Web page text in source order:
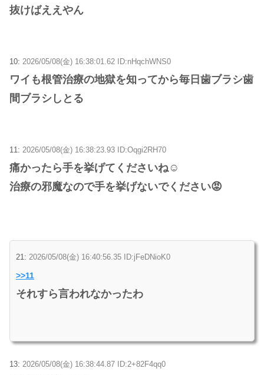
抜けばええやん
10: 2026/05/08(金) 16:38:01.62 ID:nHqchWNS0
ワイも根管治療の地獄を知ってから毎日歯ブラシ歯
間ブラシしとる
11: 2026/05/08(金) 16:38:23.93 ID:Oqgi2RH70
痛かったら手を挙げてくださいね☺
治療の邪魔なので手を挙げないでください😡
21: 2026/05/08(金) 16:40:56.35 ID:jFeDNioK0
>>11
それすら言われなかったわ
13: 2026/05/08(金) 16:38:44.87 ID:2+82F4qq0